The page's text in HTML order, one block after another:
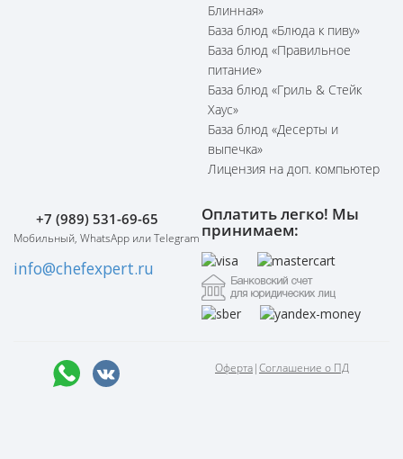
Блинная»
База блюд «Блюда к пиву»
База блюд «Правильное
питание»
База блюд «Гриль & Стейк
Хаус»
База блюд «Десерты и
выпечка»
Лицензия на доп. компьютер
+7 (989) 531-69-65
Мобильный, WhatsApp или Telegram
info@chefexpert.ru
Оплатить легко! Мы
принимаем:
Оферта|Соглашение о ПД